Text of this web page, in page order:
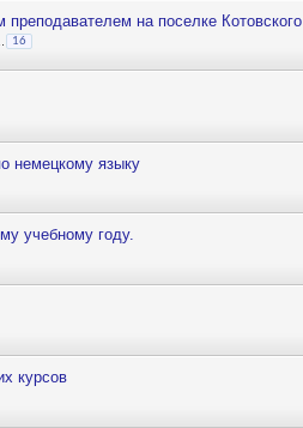
на поселке Котовского
16
немецкому языку
учебному году.
курсов